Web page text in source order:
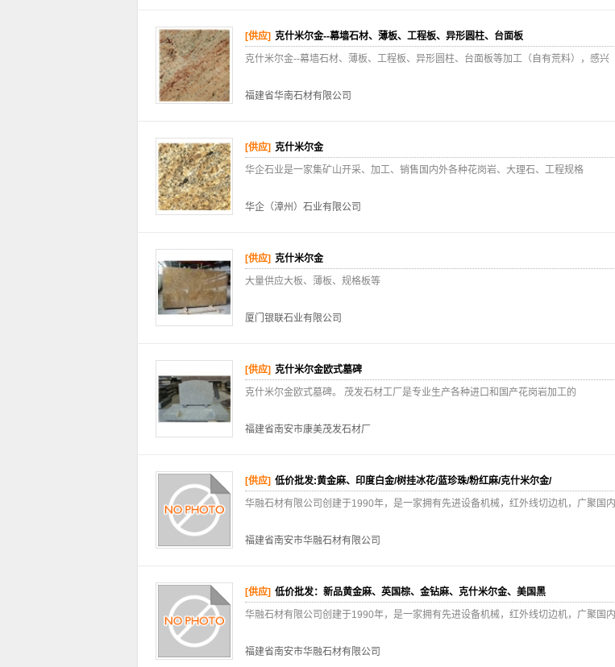
[供应] 克什米尔金--幕墙石材、薄板、工程板、异形圆柱、台面板
克什米尔金--幕墙石材、薄板、工程板、异形圆柱、台面板等加工（自有荒料），感兴
福建省华南石材有限公司
[供应] 克什米尔金
华企石业是一家集矿山开采、加工、销售国内外各种花岗岩、大理石、工程规格
华企（漳州）石业有限公司
[供应] 克什米尔金
大量供应大板、薄板、规格板等
厦门银联石业有限公司
[供应] 克什米尔金欧式墓碑
克什米尔金欧式墓碑。 茂发石材工厂是专业生产各种进口和国产花岗岩加工的
福建省南安市康美茂发石材厂
[供应] 低价批发:黄金麻、印度白金/树挂冰花/蓝珍珠/粉红麻/克什米尔金/
华融石材有限公司创建于1990年，是一家拥有先进设备机械，红外线切边机，广聚国内
福建省南安市华融石材有限公司
[供应] 低价批发：新品黄金麻、英国棕、金钻麻、克什米尔金、美国黑
华融石材有限公司创建于1990年，是一家拥有先进设备机械，红外线切边机，广聚国内
福建省南安市华融石材有限公司